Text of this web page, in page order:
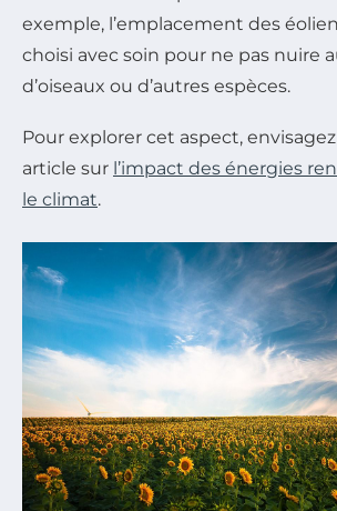
exemple, l’emplacement des
choisi avec soin pour ne pas nuire
d’oiseaux ou d’autres espèces.
Pour explorer cet aspect,
article sur l’impact des énergies
le climat.